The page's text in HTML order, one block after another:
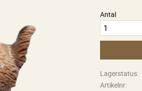
Antal
Lagerstatus
Artikelnr